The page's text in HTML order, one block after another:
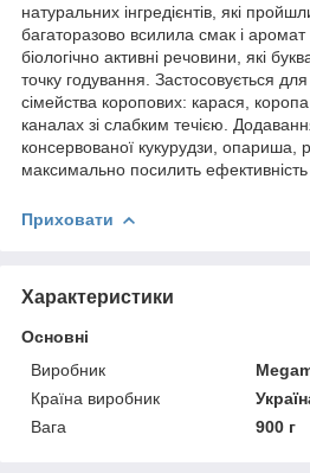
натуральних інгредієнтів, які
багаторазово всилила смак і аромат
біологічно активні речовини, які
точку годування. Застосовується
сімейства коропових: карася,
каналах зі слабким течією.
консервованої кукурудзи, опариша,
максимально посилить
Приховати
Характеристики
Основні
Виробник
Країна виробник
Вага
900 г